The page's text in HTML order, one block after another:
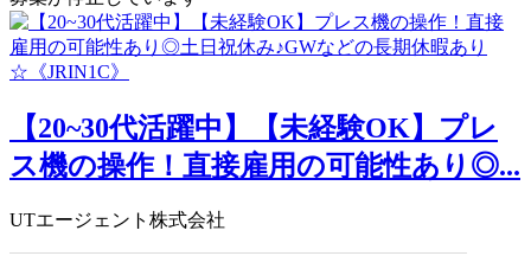
【20~30代活躍中】【未経験OK】プレ
ス機の操作！直接雇用の可能性あり◎...
UTエージェント株式会社